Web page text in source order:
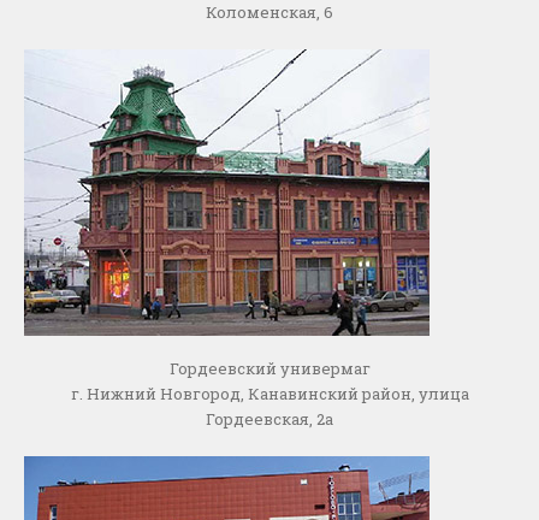
Коломенская, 6
Гордеевский универмаг
г. Нижний Новгород, Канавинский район, улица
Гордеевская, 2а